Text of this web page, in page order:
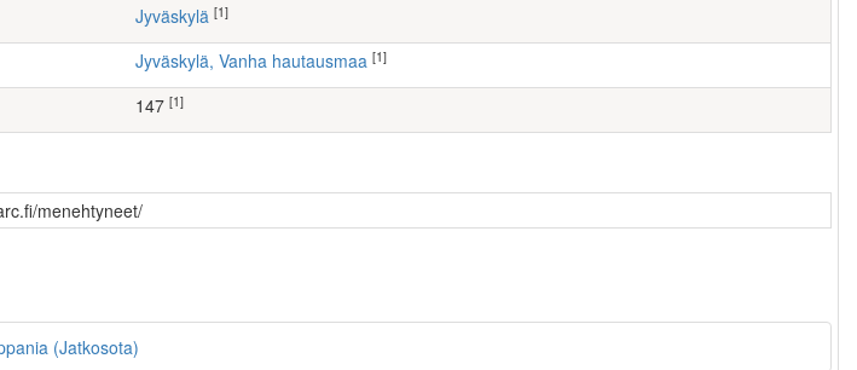
Jyväskylä [1]
Jyväskylä, Vanha hautausmaa [1]
147 [1]
menehtyneet/
(Jatkosota)